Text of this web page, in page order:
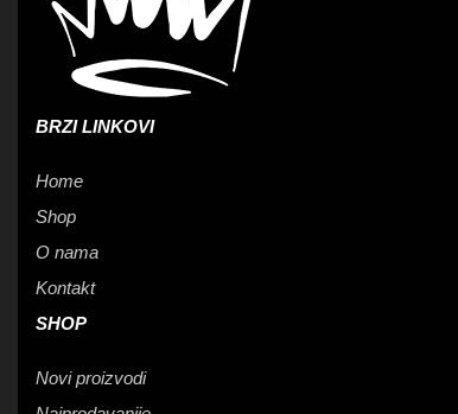
BRZI LINKOVI
Home
Shop
O nama
Kontakt
SHOP
Novi proizvodi